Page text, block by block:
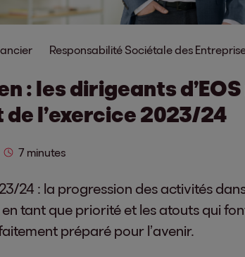
Responsabilité Sociétale des
: les dirigeants
l’exercice 2023/24
7 minutes
24 : la progression des activités
tant que priorité et les atouts qui font
préparé pour l’avenir.